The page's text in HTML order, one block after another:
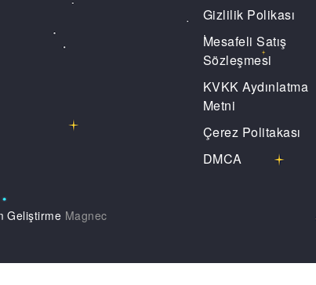
Gizlilik Polikası
Mesafeli Satış
Sözleşmesi
KVKK Aydınlatma
Metni
Çerez Politakası
DMCA
Geliştirme Magnec